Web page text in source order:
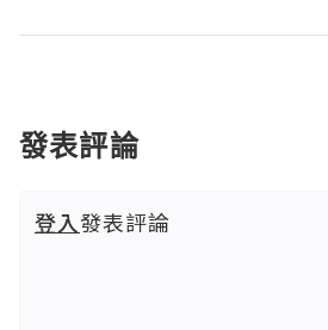
發表評論
登入發表評論